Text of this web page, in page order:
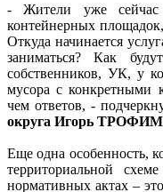
- Жители уже сейчас
контейнерных
Откуда начинается
заниматься? Как
собственников, УК, у
мусора с конкретными
чем ответов, -
округа Игорь
Еще одна особенность,
территориальной
нормативных актах –